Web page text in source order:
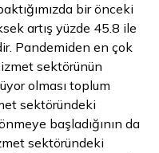
bir önceki
artış yüzde 45.8 ile
Pandemiden en çok
sektörünün
olması toplum
sektöründeki
başladığının da
sektöründeki